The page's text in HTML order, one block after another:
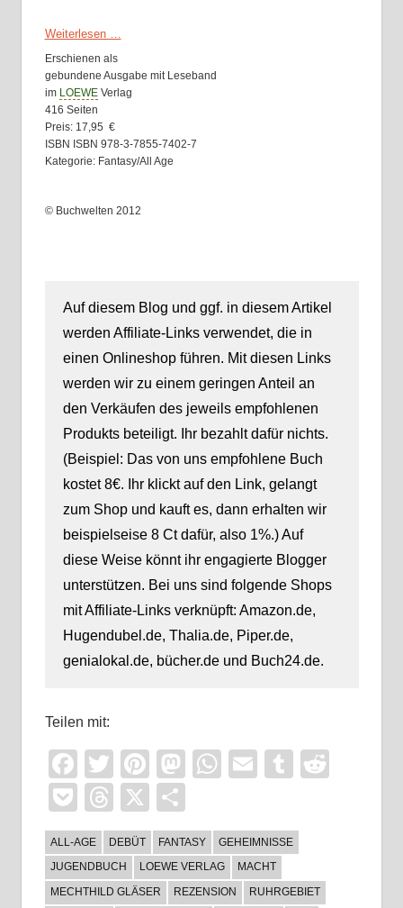
Weiterlesen …
Erschienen als
gebundene Ausgabe mit Leseband
im LOEWEVerlag
416 Seiten
Preis: 17,95 €
ISBN ISBN 978-3-7855-7402-7
Kategorie: Fantasy/All Age
© Buchwelten 2012
Auf diesem Blog und ggf. in diesem Artikel
werden Affiliate-Links verwendet, die in
einen Onlineshop führen. Mit diesen Links
werden wir zu einem geringen Anteil an
den Verkäufen des jeweils empfohlenen
Produkts beteiligt. Ihr bezahlt dafür nichts.
(Beispiel: Das von uns empfohlene Buch
kostet 8€. Ihr klickt auf den Link, gelangt
zum Shop und kauft es, dann erhalten wir
beispielseise 8 Ct dafür, also 1%.) Auf
diese Weise könnt ihr engagierte Blogger
unterstützen. Bei uns sind folgende Shops
mit Affiliate-Links verknüpft: Amazon.de,
Hugendubel.de, Thalia.de, Piper.de,
genialokal.de, bücher.de und Buch24.de.
Teilen mit:
Facebook
TwitterPinterest
Mastodon
WhatsApp
EmailTumblr
PocketThreads
X
ALL-AGE DEBÜT FANTASY
GEHEIMNISSE
JUGENDBUCH
LOEWE VERLAG
MACHT
MECHTHILD GLÄSER
REZENSION RUHRGEBIET